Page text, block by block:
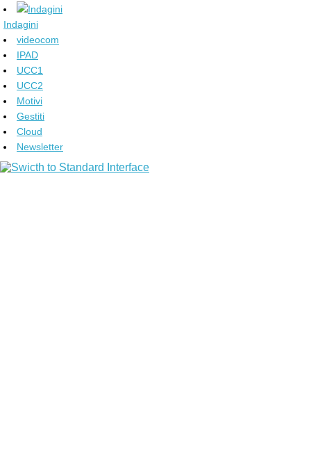
Indagini
videocom
IPAD
UCC1
UCC2
Motivi
Gestiti
Cloud
Newsletter